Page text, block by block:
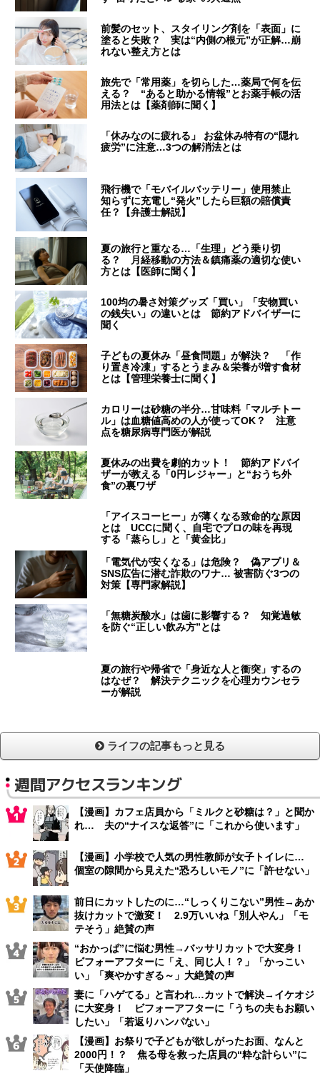
前髪のセット、スタイリング剤を「表面」に
塗ると失敗？ 実は“内側の根元”が正解…崩
れない整え方とは
旅先で「常用薬」を切らした…薬局で何を伝
える？ “あると助かる情報”とお薬手帳の活
用法とは【薬剤師に聞く】
「休みなのに疲れる」 お盆休み特有の“隠れ
疲労”に注意…3つの解消法とは
飛行機で「モバイルバッテリー」使用禁止
知らずに充電し“発火”したら巨額の賠償責
任？【弁護士解説】
夏の旅行と重なる…「生理」どう乗り切
る？ 月経移動の方法＆鎮痛薬の適切な使い
方とは【医師に聞く】
100均の暑さ対策グッズ「買い」「安物買い
の銭失い」の違いとは 節約アドバイザーに
聞く
子どもの夏休み「昼食問題」が解決？ 「作
り置き冷凍」するとうまみ＆栄養が増す食材
とは【管理栄養士に聞く】
カロリーは砂糖の半分…甘味料「マルチトー
ル」は血糖値高めの人が使ってOK？ 注意
点を糖尿病専門医が解説
夏休みの出費を劇的カット！ 節約アドバイ
ザーが教える「0円レジャー」と“おうち外
食”の裏ワザ
「アイスコーヒー」が薄くなる致命的な原因
とは UCCに聞く、自宅でプロの味を再現
する「蒸らし」と「黄金比」
「電気代が安くなる」は危険？ 偽アプリ＆
SNS広告に潜む詐欺のワナ… 被害防ぐ3つの
対策【専門家解説】
「無糖炭酸水」は歯に影響する？ 知覚過敏
を防ぐ“正しい飲み方”とは
夏の旅行や帰省で「身近な人と衝突」するの
はなぜ？ 解決テクニックを心理カウンセラ
ーが解説
ライフの記事もっと見る
週間アクセスランキング
【漫画】カフェ店員から「ミルクと砂糖は？」と聞か
れ… 夫の“ナイスな返答”に「これから使います」
【漫画】小学校で人気の男性教師が女子トイレに…
個室の隙間から見えた“恐ろしいモノ”に「許せない」
前日にカットしたのに…“しっくりこない”男性→あか
抜けカットで激変！ 2.9万いいね「別人やん」「モ
テそう」絶賛の声
“おかっぱ”に悩む男性→バッサリカットで大変身！
ビフォーアフターに「え、同じ人！？」「かっこい
い」「爽やかすぎる～」大絶賛の声
妻に「ハゲてる」と言われ…カットで解決→イケオジ
に大変身！ ビフォーアフターに「うちの夫もお願い
したい」「若返りハンパない」
【漫画】お祭りで子どもが欲しがったお面、なんと
2000円！？ 焦る母を救った店員の“粋な計らい”に
「天使降臨」